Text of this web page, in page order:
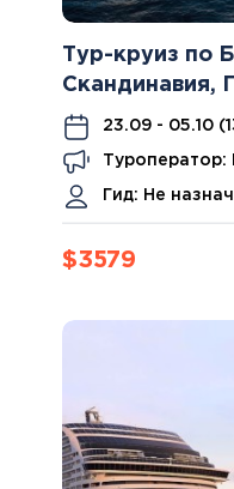
Тур-круиз по
Скандинавия,
Балтики
23.09 - 05.10
Туроператор:
Гид: Не
$3579